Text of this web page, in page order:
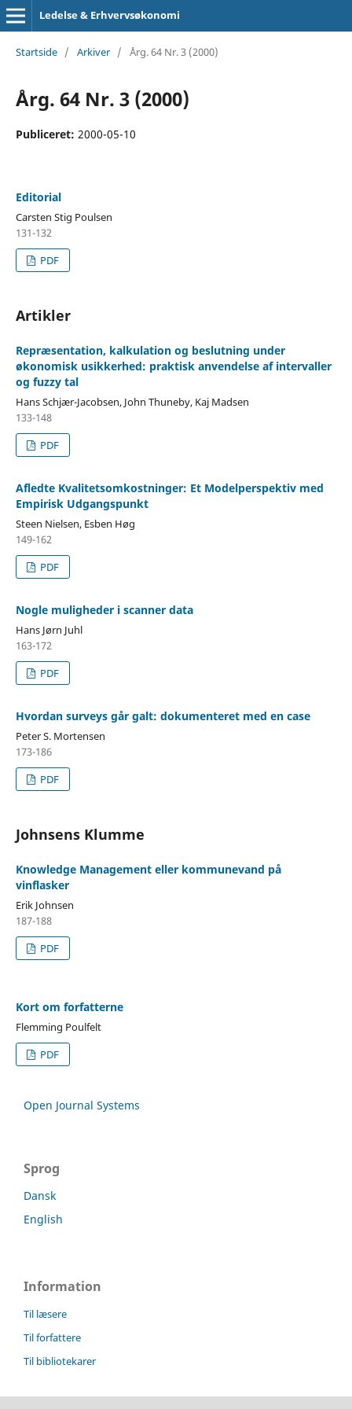
Ledelse & Erhvervsøkonomi
Startside / Arkiver / Årg. 64 Nr. 3 (2000)
Årg. 64 Nr. 3 (2000)
Publiceret: 2000-05-10
Editorial
Carsten Stig Poulsen
131-132
PDF
Artikler
Repræsentation, kalkulation og beslutning under
økonomisk usikkerhed: praktisk anvendelse af intervaller
og fuzzy tal
Hans Schjær-Jacobsen, John Thuneby, Kaj Madsen
133-148
PDF
Afledte Kvalitetsomkostninger: Et Modelperspektiv med
Empirisk Udgangspunkt
Steen Nielsen, Esben Høg
149-162
PDF
Nogle muligheder i scanner data
Hans Jørn Juhl
163-172
PDF
Hvordan surveys går galt: dokumenteret med en case
Peter S. Mortensen
173-186
PDF
Johnsens Klumme
Knowledge Management eller kommunevand på
vinflasker
Erik Johnsen
187-188
PDF
Kort om forfatterne
Flemming Poulfelt
PDF
Open Journal Systems
Sprog
Dansk
English
Information
Til læsere
Til forfattere
Til bibliotekarer